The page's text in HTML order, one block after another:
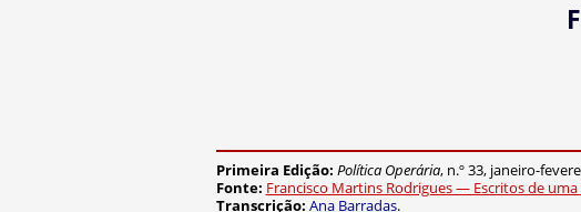
Primeira Edição: Política Operária, n.º 33, janeiro-
Fonte: Francisco Martins Rodrigues — Escritos de uma
Transcrição: Ana Barradas.